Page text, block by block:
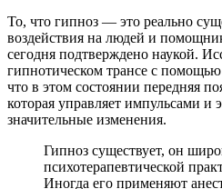
То, что гипноз — это реально
воздействия на людей и
сегодня подтверждено наукой.
гипнотическом трансе с
что в этом состоянии передняя
которая управляет импульсами
значительные изменения.
Гипноз существует, он
психотерапевтической
Иногда его применяют